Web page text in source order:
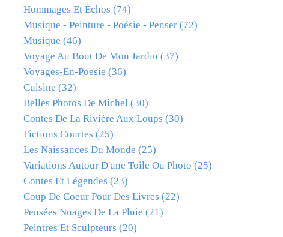
Hommages Et Échos (74)
Musique - Peinture - Poésie - Penser (72)
Musique (46)
Voyage Au Bout De Mon Jardin (37)
Voyages-En-Poesie (36)
Cuisine (32)
Belles Photos De Michel (30)
Contes De La Rivière Aux Loups (30)
Fictions Courtes (25)
Les Naissances Du Monde (25)
Variations Autour D'une Toile Ou Photo (25)
Contes Et Légendes (23)
Coup De Coeur Pour Des Livres (22)
Pensées Nuages De La Pluie (21)
Peintres Et Sculpteurs (20)